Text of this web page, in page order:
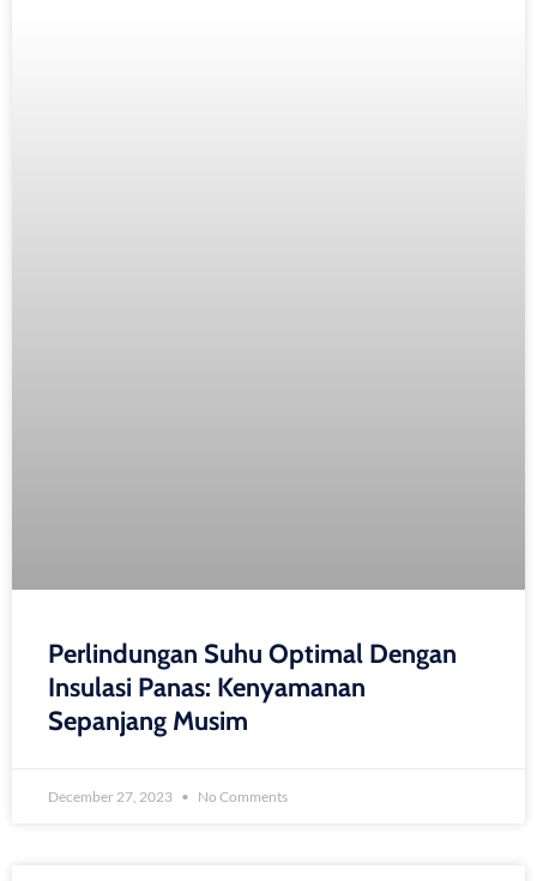
Perlindungan Suhu Optimal Dengan
Insulasi Panas: Kenyamanan
Sepanjang Musim
December 27, 2023 No Comments